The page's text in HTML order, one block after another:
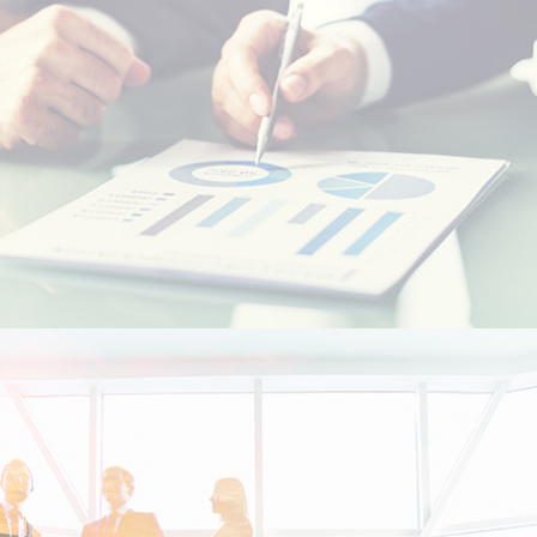
Etudiants Marocains à l'étranger
Marocains Résidents à l’Etranger